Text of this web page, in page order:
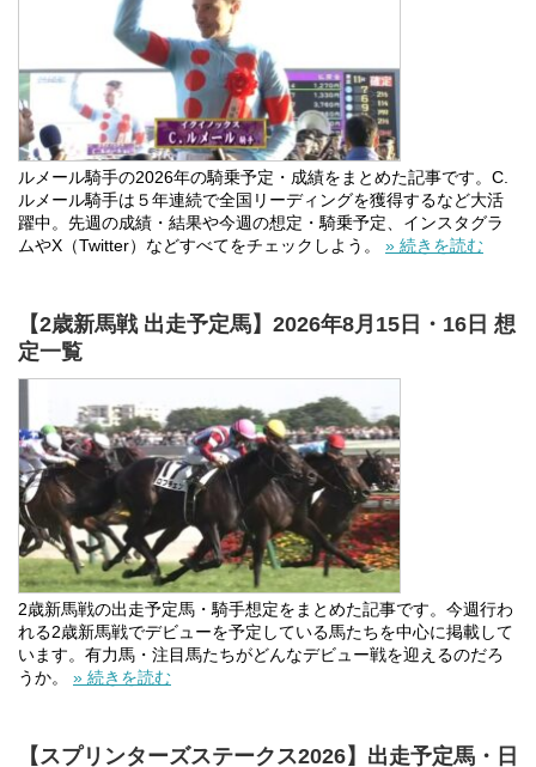
ルメール騎手の2026年の騎乗予定・成績をまとめた記事です。C.
ルメール騎手は５年連続で全国リーディングを獲得するなど大活
躍中。先週の成績・結果や今週の想定・騎乗予定、インスタグラ
ムやX（Twitter）などすべてをチェックしよう。 » 続きを読む
【2歳新馬戦 出走予定馬】2026年8月15日・16日 想
定一覧
2歳新馬戦の出走予定馬・騎手想定をまとめた記事です。今週行わ
れる2歳新馬戦でデビューを予定している馬たちを中心に掲載して
います。有力馬・注目馬たちがどんなデビュー戦を迎えるのだろ
うか。 » 続きを読む
【スプリンターズステークス2026】出走予定馬・日